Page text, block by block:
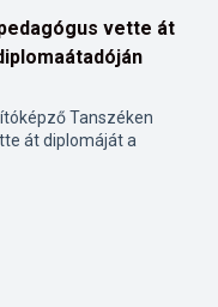
vette át
Tanszéken
át diplomáját a